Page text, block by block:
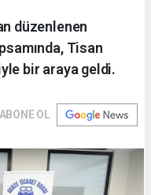
düzenlenen
Tisan
bir araya geldi.
ABONE OL